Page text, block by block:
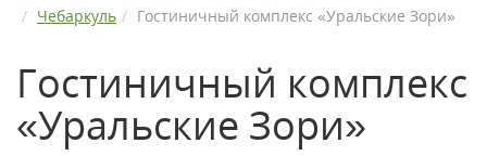
Чебаркуль
Гостиничный комплекс «Уральские Зори»
Гостиничный комплекс
«Уральские Зори»